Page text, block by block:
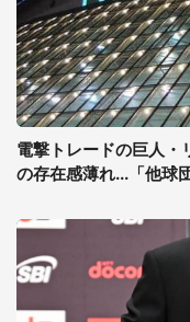
電撃トレードの巨人・
の存在感薄れ...「他球